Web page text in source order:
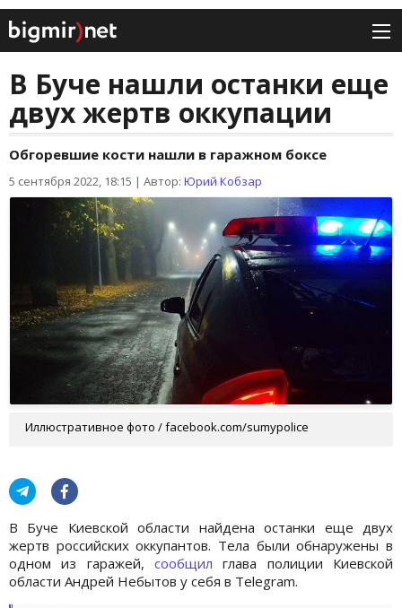
В Буче нашли останки еще
двух жертв оккупации
Обгоревшие кости нашли в гаражном боксе
5 сентября 2022, 18:15 | Автор: Юрий Кобзар
Иллюстративное фото / facebook.com/sumypolice
В Буче Киевской области найдена останки еще двух
жертв российских оккупантов. Тела были обнаружены в
одном из гаражей, сообщил глава полиции Киевской
области Андрей Небытов у себя в Telegram.